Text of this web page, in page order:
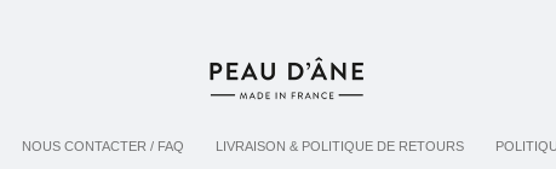
NOUS CONTACTER / FAQ LIVRAISON & POLITIQUE DE RETOURS